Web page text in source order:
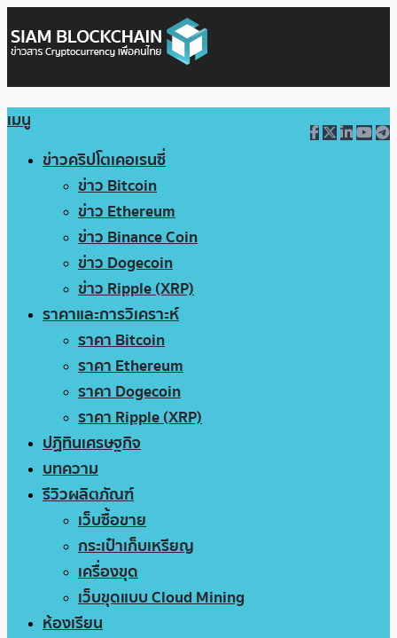
เมนู
ข่าวคริปโตเคอเรนซี่
ข่าว Bitcoin
ข่าว Ethereum
ข่าว Binance Coin
ข่าว Dogecoin
ข่าว Ripple (XRP)
ราคาและการวิเคราะห์
ราคา Bitcoin
ราคา Ethereum
ราคา Dogecoin
ราคา Ripple (XRP)
ปฏิทินเศรษฐกิจ
บทความ
รีวิวผลิตภัณฑ์
เว็บซื้อขาย
กระเป๋าเก็บเหรียญ
เครื่องขุด
เว็บขุดแบบ Cloud Mining
ห้องเรียน